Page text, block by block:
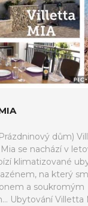
dům)
se nachází v
klimatizované
na který
a soukromým
Ubytování Villetta